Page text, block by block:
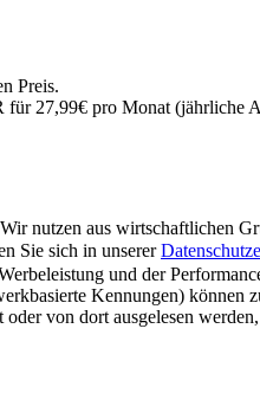
Preis.
für 27,99€ pro Monat (jährliche
nutzen aus wirtschaftlichen
Sie sich in unserer
und der
Kennungen)
von dort ausgelesen